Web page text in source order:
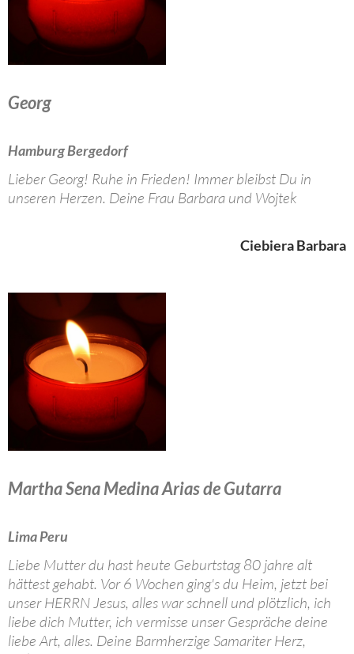
Georg
Hamburg Bergedorf
Lieber Georg! Ruhe in Frieden! Immer bleibst Du in
unseren Herzen. Deine Frau Barbara und Wojtek
Ciebiera Barbara
Martha Sena Medina Arias de Gutarra
Lima Peru
Liebe Mutter du hast heute Geburtstag 80 jahre alt
hättest gehabt. Vor 6 Wochen ging's du Heim, jetzt bei
unser HERRN Jesus, alles war schnell und plötzlich, ich
liebe dich Mutter, ich vermisse unser Gespräche deine
liebe Art, alles. Deine Barmherzige Samariter Herz,